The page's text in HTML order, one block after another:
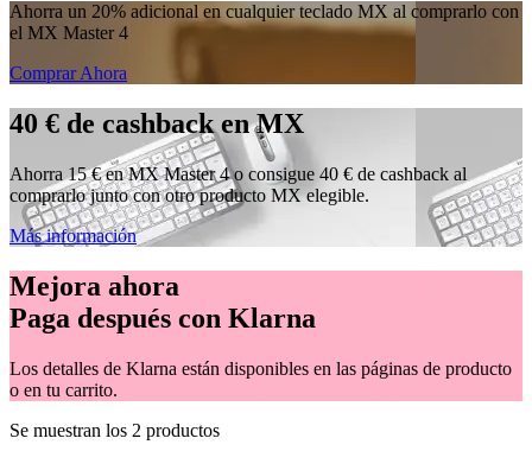
Ahorra un 20% adicional en cualquier teclado MX al comprarlo con
el MX Master 4
Comprar Ahora
40 € de cashback en MX
Ahorra 15 € en MX Master 4 o consigue 40 € de cashback al
comprarlo junto con otro producto MX elegible.
Más información
Mejora ahora
Paga después con Klarna
Los detalles de Klarna están disponibles en las páginas de producto
o en tu carrito.
Se muestran los 2 productos